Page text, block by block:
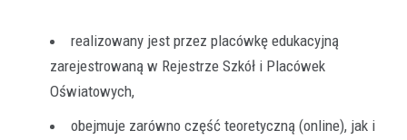
realizowany jest przez placówkę edukacyjną
zarejestrowaną w Rejestrze Szkół i Placówek
Oświatowych,
obejmuje zarówno część teoretyczną (online), jak i